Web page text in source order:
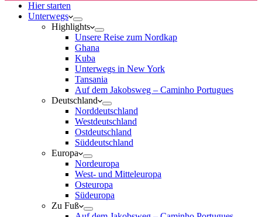
Hier starten
Unterwegs
Highlights
Unsere Reise zum Nordkap
Ghana
Kuba
Unterwegs in New York
Tansania
Auf dem Jakobsweg – Caminho Portugues
Deutschland
Norddeutschland
Westdeutschland
Ostdeutschland
Süddeutschland
Europa
Nordeuropa
West- und Mitteleuropa
Osteuropa
Südeuropa
Zu Fuß